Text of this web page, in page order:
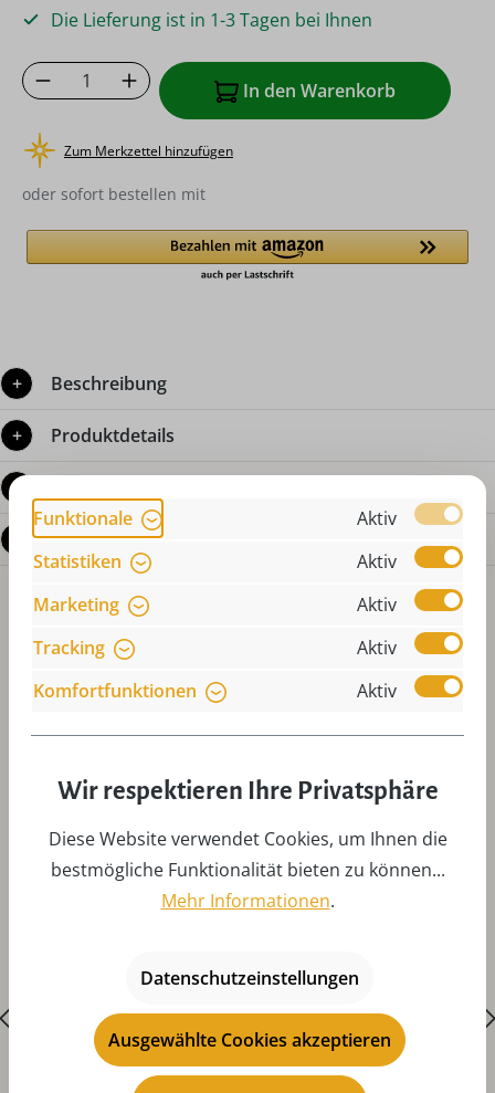
Die Lieferung ist in 1-3 Tagen bei Ihnen
Produkt Anzahl: Gib den gewünschten
In den Warenkorb
Zum Merkzettel hinzufügen
oder sofort bestellen mit
Beschreibung
Produktdetails
Fragen zum Produkt
Funktionale
Aktiv
Statistiken
Aktiv
Marketing
Aktiv
Tracking
Aktiv
Komfortfunktionen
Aktiv
Wir respektieren Ihre Privatsphäre
Diese Website verwendet Cookies, um Ihnen die
bestmögliche Funktionalität bieten zu können...
Mehr Informationen.
Datenschutzeinstellungen
Ausgewählte Cookies akzeptieren